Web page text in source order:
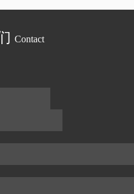
温，封口牢固，韧性度
后服务优良...
Contact